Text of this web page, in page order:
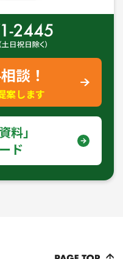
談！
案します
料｣
ド